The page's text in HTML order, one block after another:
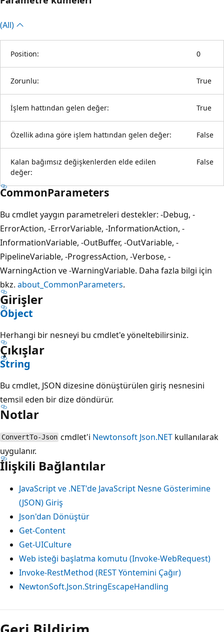
(All)
Position: 0
Zorunlu: True
İşlem hattından gelen değer: True
Özellik adına göre işlem hattından gelen değer: False
Kalan bağımsız değişkenlerden elde edilen
değer:
False
CommonParameters
Bu cmdlet yaygın parametreleri destekler: -Debug, -
ErrorAction, -ErrorVariable, -InformationAction, -
InformationVariable, -OutBuffer, -OutVariable, -
PipelineVariable, -ProgressAction, -Verbose, -
WarningAction ve -WarningVariable. Daha fazla bilgi için
bkz. about_CommonParameters.
Girişler
Object
Herhangi bir nesneyi bu cmdlet'e yöneltebilirsiniz.
Çıkışlar
String
Bu cmdlet, JSON dizesine dönüştürülen giriş nesnesini
temsil eden bir dize döndürür.
Notlar
ConvertTo-Json cmdlet'i Newtonsoft Json.NET kullanılarak
uygulanır.
İlişkili Bağlantılar
JavaScript ve .NET'de JavaScript Nesne Gösterimine
(JSON) Giriş
Json'dan Dönüştür
Get-Content
Get-UICulture
Web isteği başlatma komutu (Invoke-WebRequest)
Invoke-RestMethod (REST Yöntemini Çağır)
NewtonSoft.Json.StringEscapeHandling